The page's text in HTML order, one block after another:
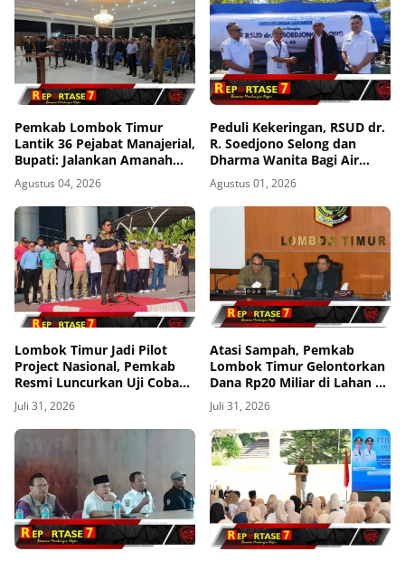
Pemkab Lombok Timur
Lantik 36 Pejabat Manajerial,
Bupati: Jalankan Amanah
dengan Penuh Tanggung
Jawab
Agustus 04, 2026
Peduli Kekeringan, RSUD dr.
R. Soedjono Selong dan
Dharma Wanita Bagi Air
Bersih di Sekaroh
Agustus 01, 2026
Lombok Timur Jadi Pilot
Project Nasional, Pemkab
Resmi Luncurkan Uji Coba
Transfomasi Digitalisasi
Bansos Lewat Portal
Perlinsos
Juli 31, 2026
Atasi Sampah, Pemkab
Lombok Timur Gelontorkan
Dana Rp20 Miliar di Lahan 3
Hektar
Juli 31, 2026